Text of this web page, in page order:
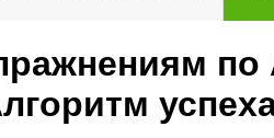
по